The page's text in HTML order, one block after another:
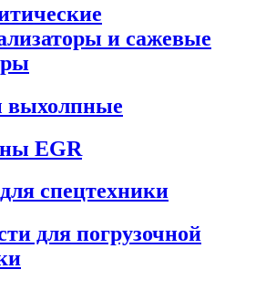
и сажевые
выхолпные
EGR
спецтехники
для погрузочной